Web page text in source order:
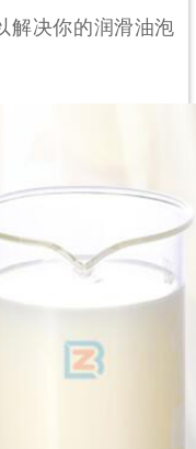
解决你的润滑油泡